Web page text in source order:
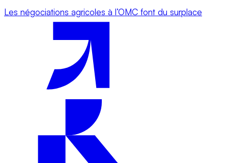
Les négociations agricoles à l’OMC font du surplace